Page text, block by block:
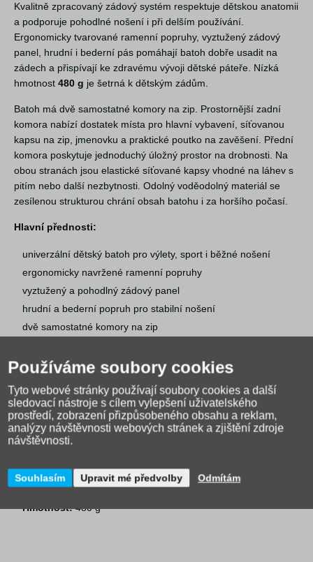
Kvalitně zpracovaný zádový systém respektuje dětskou anatomii
a podporuje pohodlné nošení i při delším používání.
Ergonomicky tvarované ramenní popruhy, vyztužený zádový
panel, hrudní i bederní pás pomáhají batoh dobře usadit na
zádech a přispívají ke zdravému vývoji dětské páteře. Nízká
hmotnost 480 g je šetrná k dětským zádům.
Batoh má dvě samostatné komory na zip. Prostornější zadní
komora nabízí dostatek místa pro hlavní vybavení, síťovanou
kapsu na zip, jmenovku a praktické poutko na zavěšení. Přední
komora poskytuje jednoduchý úložný prostor na drobnosti. Na
obou stranách jsou elastické síťované kapsy vhodné na láhev s
pitím nebo další nezbytnosti. Odolný voděodolný materiál se
zesílenou strukturou chrání obsah batohu i za horšího počasí.
Hlavní přednosti:
univerzální dětský batoh pro výlety, sport i běžné nošení
ergonomicky navržené ramenní popruhy
vyztužený a pohodlný zádový panel
hrudní a bederní popruh pro stabilní nošení
dvě samostatné komory na zip
boční elastické síťované kapsy
voděodolný odolný materiál
Parametry:
Rozměry (V × Š × H):38 × 26 × 21 cm
Objem:15 l
Hmotnost:480 g
Používáme soubory cookies
Tyto webové stránky používají soubory cookies a další
sledovací nástroje s cílem vylepšení uživatelského
prostředí, zobrazení přizpůsobeného obsahu a reklam,
analýzy návštěvnosti webových stránek a zjištění zdroje
návštěvnosti.
Souhlasím Upravit mé předvolby Odmítám